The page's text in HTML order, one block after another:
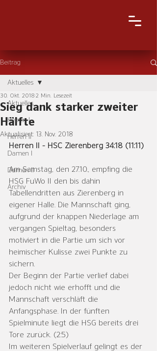
Beitrag
Aktuelles
Herren I
Herren II
Damen I
Damen II
Archiv
Aktuelles
Sieg dank starker zweiter
Hälfte
30. Okt. 2018 2 Min. Lesezeit
Aktualisiert: 13. Nov. 2018
Herren II - HSC Zierenberg 34:18 (11:11)
Am Samstag, den 27.10., empfing die
HSG FuWo II den bis dahin
Tabellendritten aus Zierenberg in
eigener Halle. Die Mannschaft ging,
aufgrund der knappen Niederlage am
vergangen Spieltag, besonders
motiviert in die Partie um sich vor
heimischer Kulisse zwei Punkte zu
sichern.
Der Beginn der Partie verlief dabei
jedoch nicht wie erhofft und die
Mannschaft verschläft die
Anfangsphase. In der fünften
Spielminute liegt die HSG bereits drei
Tore zurück. (2:5)
Im weiteren Spielverlauf gelingt es der